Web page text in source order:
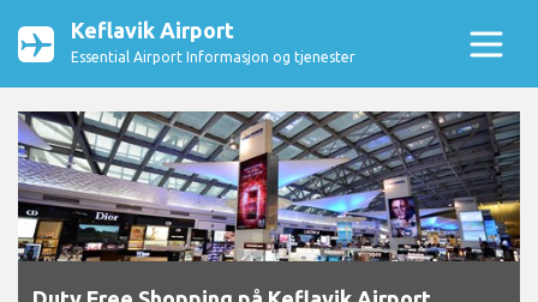
Keflavik Airport
Essential Airport Informasjon og tjenester